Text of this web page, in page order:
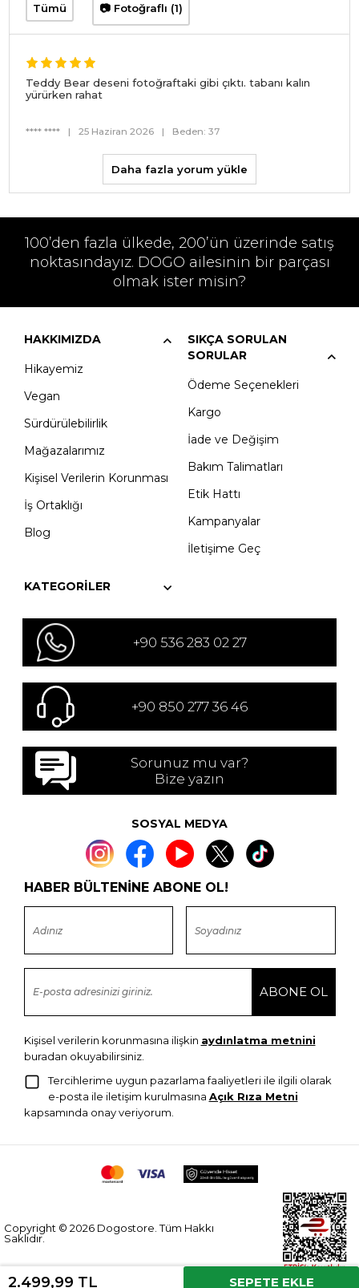
2.499,99 TL SEPETE EKLE
Tümü 📷 Fotoğraflı (1)
Teddy Bear deseni fotoğraftaki gibi çıktı. tabanı kalın
yürürken rahat
**** **** | 25 Haziran 2026 | Beden: 37
Daha fazla yorum yükle
100’den fazla ülkede, 200’ün üzerinde satış
noktasındayız. DOGO ailesinin bir parçası
olmak ister misin?
HAKKIMIZDA
Hikayemiz
Vegan
Sürdürülebilirlik
Mağazalarımız
Kişisel Verilerin Korunması
İş Ortaklığı
Blog
SIKÇA SORULAN
SORULAR
Ödeme Seçenekleri
Kargo
İade ve Değişim
Bakım Talimatları
Etik Hattı
Kampanyalar
İletişime Geç
KATEGORILER
+90 536 283 02 27
+90 850 277 36 46
Sorunuz mu var?
Bize yazın
SOSYAL MEDYA
HABER BÜLTENİNE ABONE OL!
Kişisel verilerin korunmasına ilişkin aydınlatma metnini
buradan okuyabilirsiniz.
Tercihlerime uygun pazarlama faaliyetleri ile ilgili olarak
e-posta ile iletişim kurulmasına Açık Rıza Metni
kapsamında onay veriyorum.
Copyright © 2026 Dogostore. Tüm Hakkı
Saklıdır.